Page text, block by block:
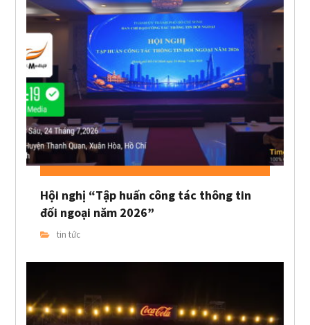
Hội nghị “Tập huấn công tác thông tin
đối ngoại năm 2026”
tin tức